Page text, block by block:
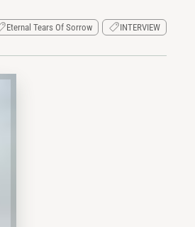
Eternal Tears Of Sorrow INTERVIEW